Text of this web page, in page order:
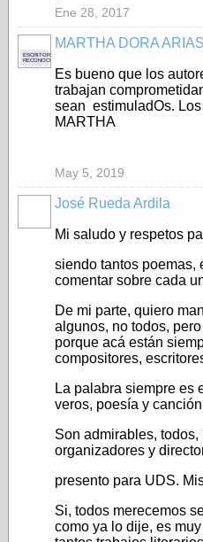
Ene 28, 2017
ESCRITOR
RECONOCIDO
MARTHA DORA
Es bueno que los
trabajan
sean estimuladOs.
MARTHA
May 5, 2019
José Rueda Ardila
Mi saludo y respetos
siendo tantos poemas,
comentar sobre cada
De mi parte, quiero
algunos, no todos,
porque acá están
compositores,
La palabra siempre es
veros, poesía y
Son admirables,
organizadores y
presento para UDS.
Si, todos merecemos
como ya lo dije, es